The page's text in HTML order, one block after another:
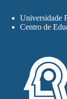
Universidade
Centro de